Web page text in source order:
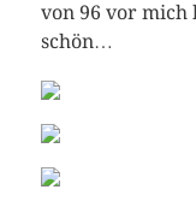
von 96 vor mich
schön…